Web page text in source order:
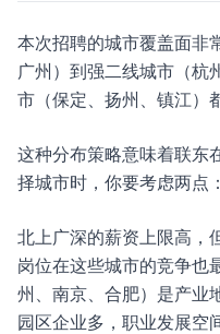
本次招聘的城市覆盖面非
广州）到强二线城市（杭
市（保定、扬州、镇江）
这种分布策略意味着联东
择城市时，你要考虑两点
北上广深的薪资上限高，
岗位在这些城市的竞争也
州、南京、合肥）是产业
园区企业多，职业发展空